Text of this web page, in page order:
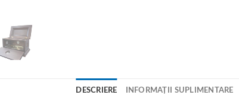
DESCRIERE INFORMAȚII SUPLIMENTARE